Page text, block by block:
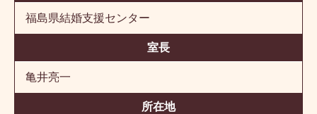
福島県結婚支援センター
室長
亀井亮一
所在地